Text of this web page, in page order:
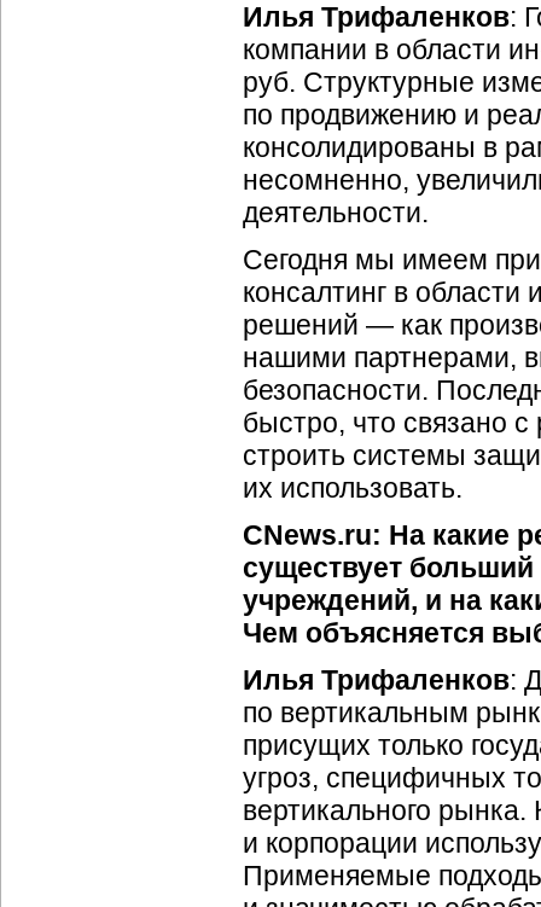
Илья Трифаленков:
компании в области
руб. Структурные
по продвижению и
консолидированы в
несомненно,
деятельности.
Сегодня мы имеем
консалтинг в
решений — как
нашими партнерами,
безопасности.
быстро, что связано с
строить системы
их использовать.
CNews.ru: На какие
существует
учреждений, и на
Чем объясняется
Илья Трифаленков:
по вертикальным
присущих только
угроз, специфичных
вертикального рынка.
и корпорации
Применяемые